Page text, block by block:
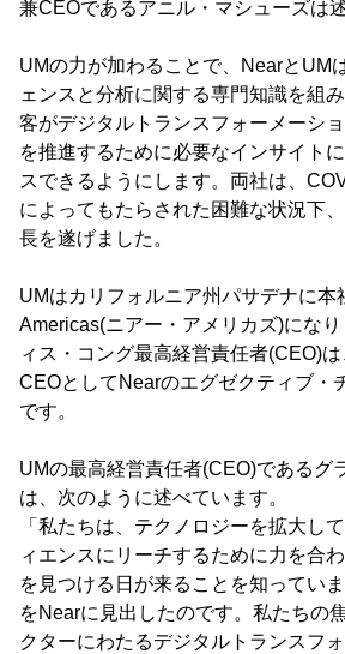
兼CEOであるアニル・マシューズは
UMの力が加わることで、NearとUM
ェンスと分析に関する専門知識を組
客がデジタルトランスフォーメーシ
を推進するために必要なインサイト
スできるようにします。両社は、
によってもたらされた困難な状況下
長を遂げました。
UMはカリフォルニア州パサデナに本
Americas(ニアー・アメリカズ)にな
ィス・コング最高経営責任者(CEO)
CEOとしてNearのエグゼクティブ・
です。
UMの最高経営責任者(CEO)であるグ
は、次のように述べています。
「私たちは、テクノロジーを拡大し
ィエンスにリーチするために力を合
を見つける日が来ることを知ってい
をNearに見出したのです。私たちの
クターにわたるデジタルトランスフ